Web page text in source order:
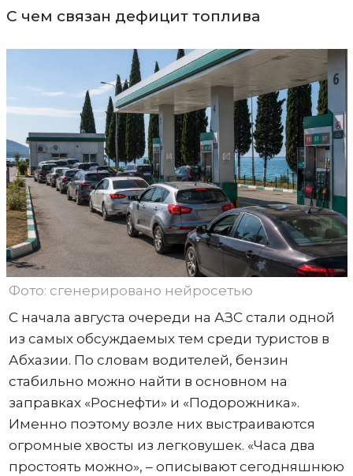
С чем связан дефицит топлива
Фото: сгенерировано нейросетью
С начала августа очереди на АЗС стали одной
из самых обсуждаемых тем среди туристов в
Абхазии. По словам водителей, бензин
стабильно можно найти в основном на
заправках «Роснефти» и «Подорожника».
Именно поэтому возле них выстраиваются
огромные хвосты из легковушек. «Часа два
простоять можно», – описывают сегодняшнюю